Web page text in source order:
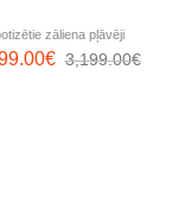
zāliena pļāvēji
3,199.00€
€